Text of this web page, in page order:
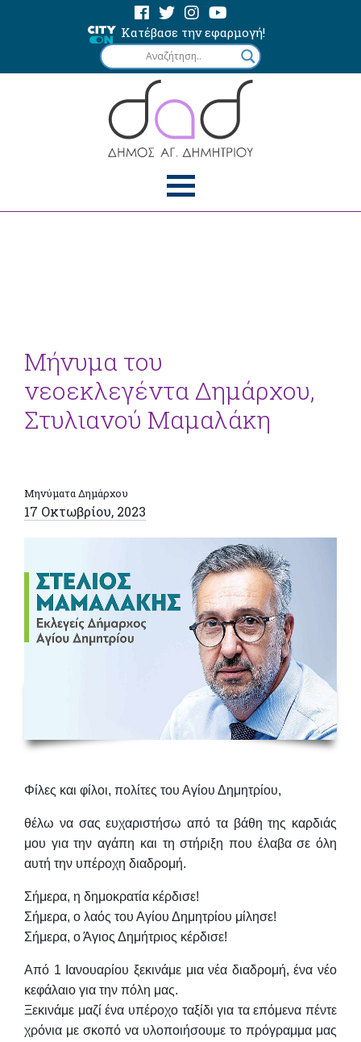
Κατέβασε την εφαρμογή!
Μήνυμα του
νεοεκλεγέντα Δημάρχου,
Στυλιανού Μαμαλάκη
Μηνύματα Δημάρχου
17 Οκτωβρίου, 2023
Φίλες και φίλοι, πολίτες του Αγίου Δημητρίου,
θέλω να σας ευχαριστήσω από τα βάθη της καρδιάς
μου για την αγάπη και τη στήριξη που έλαβα σε όλη
αυτή την υπέροχη διαδρομή.
Σήμερα, η δημοκρατία κέρδισε!
Σήμερα, ο λαός του Αγίου Δημητρίου μίλησε!
Σήμερα, ο Άγιος Δημήτριος κέρδισε!
Από 1 Ιανουαρίου ξεκινάμε μια νέα διαδρομή, ένα νέο
κεφάλαιο για την πόλη μας.
Ξεκινάμε μαζί ένα υπέροχο ταξίδι για τα επόμενα πέντε
χρόνια με σκοπό να υλοποιήσουμε το πρόγραμμα μας